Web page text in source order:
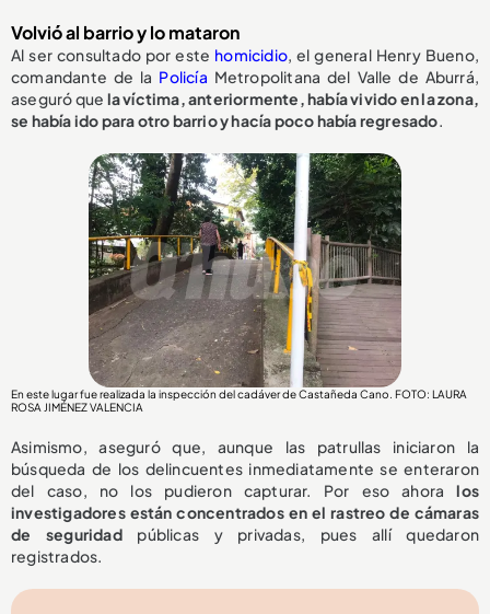
Volvió al barrio y lo mataron
Al ser consultado por este homicidio, el general Henry Bueno,
comandante de la Policía Metropolitana del Valle de Aburrá,
aseguró que la víctima, anteriormente, había vivido en la zona,
se había ido para otro barrio y hacía poco había regresado.
En este lugar fue realizada la inspección del cadáver de Castañeda Cano. FOTO: LAURA
ROSA JIMÉNEZ VALENCIA
Asimismo, aseguró que, aunque las patrullas iniciaron la
búsqueda de los delincuentes inmediatamente se enteraron
del caso, no los pudieron capturar. Por eso ahoralos
investigadores están concentrados en el rastreo de cámaras
de seguridad públicas y privadas, pues allí quedaron
registrados.